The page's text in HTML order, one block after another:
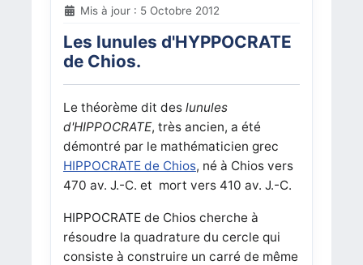
Mis à jour : 5 Octobre 2012
Les lunules d'HYPPOCRATE
de Chios.
Le théorème dit des lunules
d'HIPPOCRATE, très ancien, a été
démontré par le mathématicien grec
HIPPOCRATE de Chios, né à Chios vers
470 av. J.-C. et mort vers 410 av. J.-C.
HIPPOCRATE de Chios cherche à
résoudre la quadrature du cercle qui
consiste à construire un carré de même